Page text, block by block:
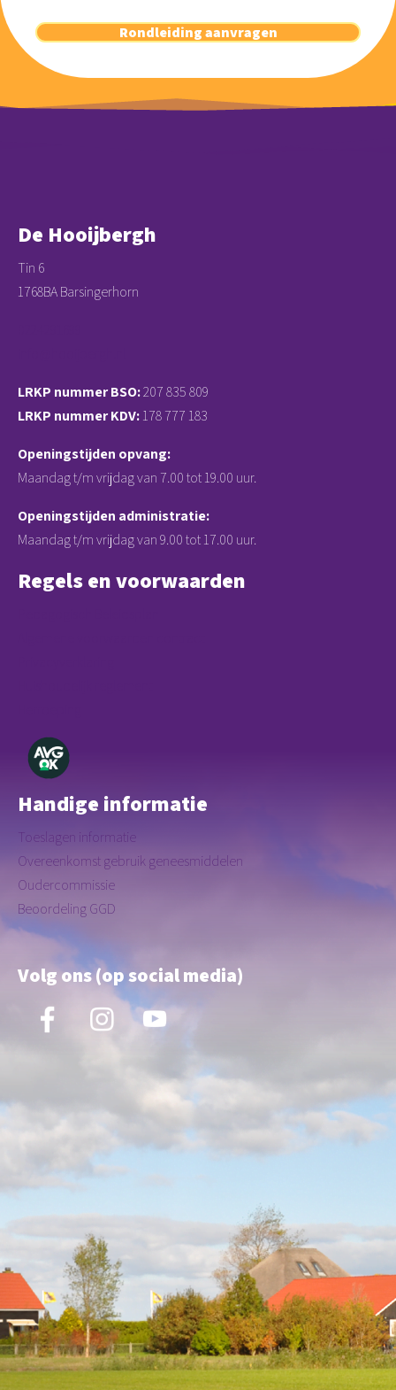
Rondleiding aanvragen
De Hooijbergh
Tin 6
1768BA Barsingerhorn
LRKP nummer BSO:207 835 809
LRKP nummer KDV:178 777 183
Openingstijden opvang:
Maandag t/m vrijdag van 7.00 tot 19.00 uur.
Openingstijden administratie:
Maandag t/m vrijdag van 9.00 tot 17.00 uur.
Regels en voorwaarden
Handige informatie
Toeslagen informatie
Overeenkomst gebruik geneesmiddelen
Oudercommissie
Beoordeling GGD
Volg ons (op social media)